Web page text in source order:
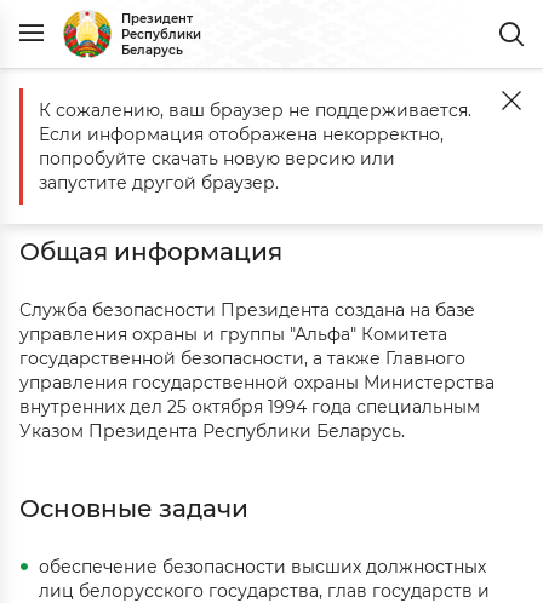
Президент
Республики
Беларусь
Главная Госорганы Служба Безопасности Президента
Служба Безопасности Президента
Республики Беларусь
Общая информация
Служба безопасности Президента создана на базе
управления охраны и группы "Альфа" Комитета
государственной безопасности, а также Главного
управления государственной охраны Министерства
внутренних дел 25 октября 1994 года специальным
Указом Президента Республики Беларусь.
Основные задачи
обеспечение безопасности высших должностных
лиц белорусского государства, глав государств и
К сожалению, ваш браузер не поддерживается.
Если информация отображена некорректно,
попробуйте скачать новую версию или
запустите другой браузер.